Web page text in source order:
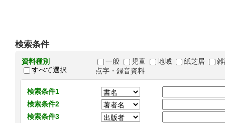
検索条件
資料種別
すべて選択
一般 児童 地域 紙芝居
点字・録音資料
検索条件1
検索条件2
検索条件3